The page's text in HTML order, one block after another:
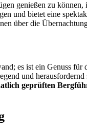
genießen zu
und bietet eine
über die
es ist ein Genuss
und
geprüften